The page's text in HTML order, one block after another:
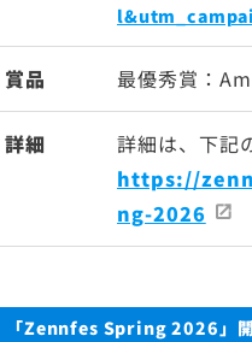
賞品 最優秀賞：
詳細
詳細は、下記
https://
ng-2026
「Zennfes Spring 2026」